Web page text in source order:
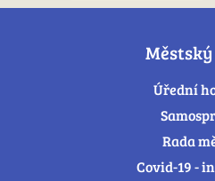
Úřední
Rada
Covid-19 -